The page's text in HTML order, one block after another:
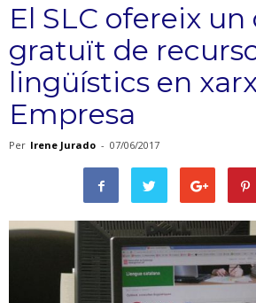
El SLC ofereix un
gratuït de
lingüístics en
Empresa
Per Irene Jurado - 07/06/2017